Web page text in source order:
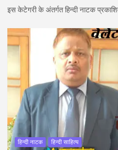
इस केटेगरी के अंतर्गत हिन्‍दी नाटक
हिन्‍दी नाटक हिन्दी साहित्य